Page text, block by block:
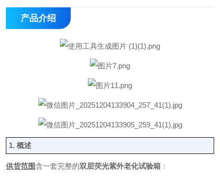
产品介绍
1. 概述
供货范围含一套完整的双层荧光紫外老化试验箱 ：